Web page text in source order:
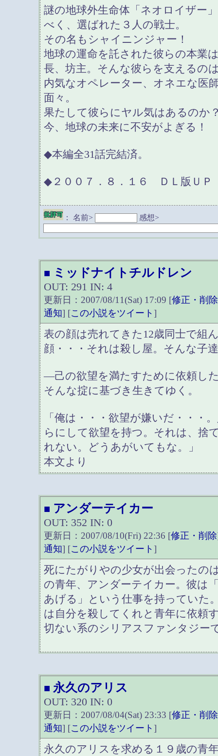
謎の地球外生命体「ネオロイザー
べく、選ばれた３人の戦士。
その名もシャイニンジャー！
地球の運命を託された彼らの本業
長、坊主。そんな彼らを支えるの
内気なオペレーター、オネエな医
面々。
果たして彼らにヤル気はあるのか
今、地球の未来に不安がよぎる！
◆本編全31話完結済。
◆２００７．８．１６ ＤＬ版ＵＰ
：名前> 感想>
■ ミッドナイトチルドレン
OUT: 291 IN: 4
更新日：2007/08/11(Sat) 17:09 [修正・削除
通知] [この小説をツイート]
表の顔は売れてきた12歳同士で組
顔・・・それは殺し屋。そんな子
―己の欲望を満たすために依頼し
そんな掟に基づき生きてゆく。
「俺は・・・欲望が嫌いだ・・・
らにして欲望を持つ。それは、捨
れない。どうあがいてもな。」
本文より
■ アンダーテイカー
OUT: 352 IN: 0
更新日：2007/08/10(Fri) 22:36 [修正・削除
通知] [この小説をツイート]
死にたがりやの少女が出会ったの
の青年、アンダーテイカー。彼は
あげる」という仕事を持っていた
は自分を殺してくれと青年に依頼
切ない系のシリアスファンタジー
■ 永久のアリス
OUT: 320 IN: 0
更新日：2007/08/04(Sat) 23:33 [修正・削除
通知] [この小説をツイート]
永久のアリスを求める１９歳の青